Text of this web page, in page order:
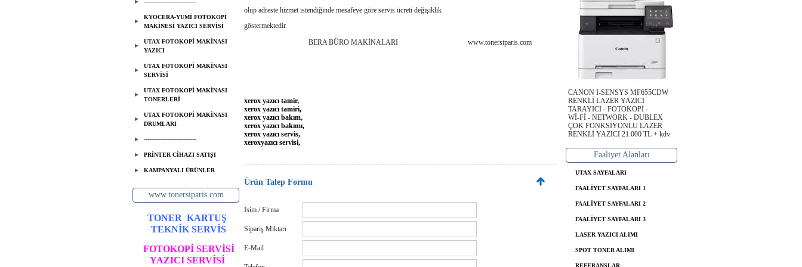
-----------------------------
KYOCERA-YUMİ FOTOKOPİ
MAKİNESİ YAZICI SERVİSİ
UTAX FOTOKOPİ MAKİNASI
YAZICI
UTAX FOTOKOPİ MAKİNASI
SERVİSİ
UTAX FOTOKOPİ MAKİNASI
TONERLERİ
UTAX FOTOKOPİ MAKİNASI
DRUMLARI
-----------------------------
PRİNTER CİHAZI SATIŞI
KAMPANYALI ÜRÜNLER
www.tonersiparis.com
TONER KARTUŞ
TEKNİK SERVİS
FOTOKOPİ SERVİSİ
YAZICI SERVİSİ
olup adreste hizmet istendiğinde mesafeye göre servis ücreti değişiklik
göstermektedir.
BERA BÜRO MAKİNALARI www.tonersiparis.com
xerox yazıcı tamir,
xerox yazıcı tamiri,
xerox yazıcı bakım,
xerox yazıcı bakımı,
xerox yazıcı servis,
xeroxyazıcı servisi,
Ürün Talep Formu
İsim / Firma
Sipariş Miktarı
E-Mail
CANON I-SENSYS MF655CDW
RENKLİ LAZER YAZICI
TARAYICI - FOTOKOPİ -
Wİ-Fİ - NETWORK - DUBLEX
ÇOK FONKSİYONLU LAZER
RENKLİ YAZICI 21.000 TL + kdv
Faaliyet Alanları
UTAX SAYFALARI
FAALİYET SAYFALARI 1
FAALİYET SAYFALARI 2
FAALİYET SAYFALARI 3
LASER YAZICI ALIMI
SPOT TONER ALIMI
REFERANSLAR